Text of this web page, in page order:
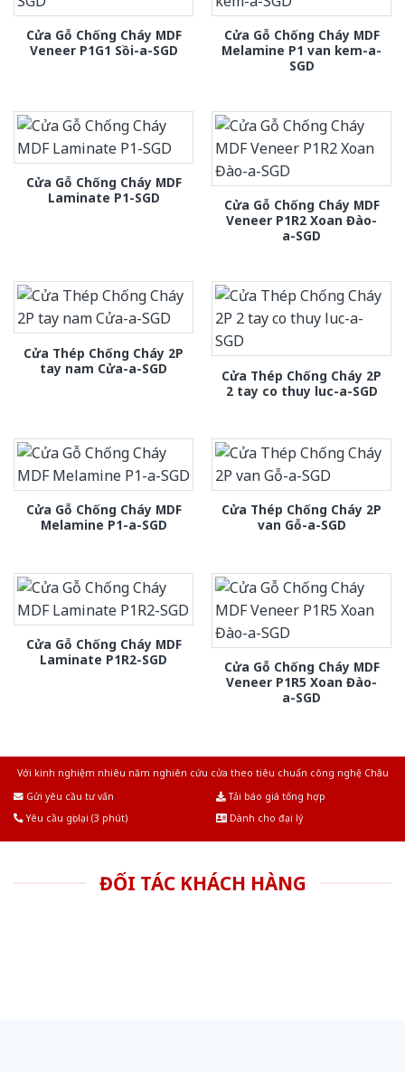
Cửa Gỗ Chống Cháy MDF
Veneer P1G1 Sồi-a-SGD
Cửa Gỗ Chống Cháy MDF
Melamine P1 van kem-a-
SGD
Cửa Gỗ Chống Cháy MDF
Laminate P1-SGD
Cửa Gỗ Chống Cháy MDF
Veneer P1R2 Xoan Đào-
a-SGD
Cửa Thép Chống Cháy 2P
tay nam Cửa-a-SGD
Cửa Thép Chống Cháy 2P
2 tay co thuy luc-a-SGD
Cửa Gỗ Chống Cháy MDF
Melamine P1-a-SGD
Cửa Thép Chống Cháy 2P
van Gỗ-a-SGD
Cửa Gỗ Chống Cháy MDF
Laminate P1R2-SGD
Cửa Gỗ Chống Cháy MDF
Veneer P1R5 Xoan Đào-
a-SGD
Với kinh nghiệm nhiêu năm nghiên cứu cửa theo tiêu chuẩn công nghệ Châu
Gửi yêu cầu tư vấn
Tải báo giá tổng hợp
Yêu cầu gọi lại (3 phút)
Dành cho đại lý
ĐỐI TÁC KHÁCH HÀNG